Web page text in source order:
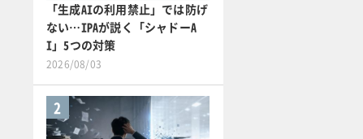
「生成AIの利用禁止」では防げ
ない…IPAが説く「シャドーA
I」5つの対策
2026/08/03
2